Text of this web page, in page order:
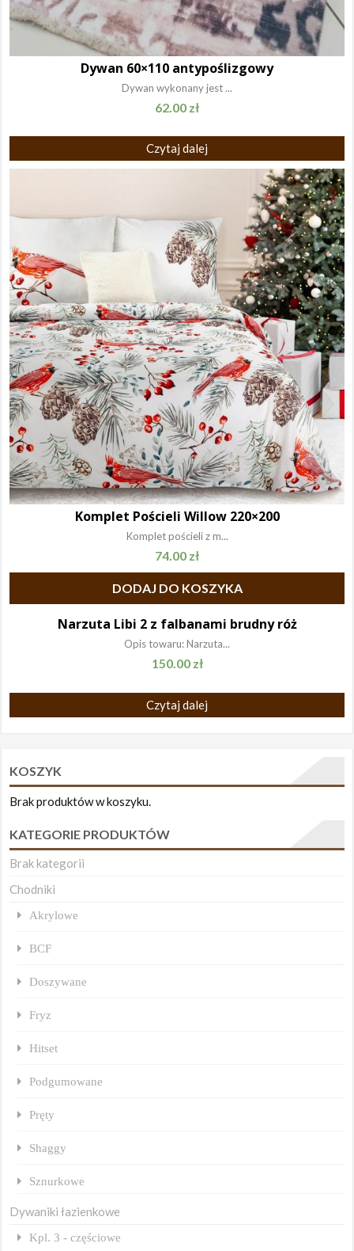
Dywan 60×110 antypoślizgowy
Dywan wykonany jest ...
62.00 zł
Czytaj dalej
Komplet Pościeli Willow 220×200
Komplet pościeli z m...
74.00 zł
DODAJ DO KOSZYKA
Narzuta Libi 2 z falbanami brudny róż
Opis towaru: Narzuta...
150.00 zł
Czytaj dalej
KOSZYK
Brak produktów w koszyku.
KATEGORIE PRODUKTÓW
Brak kategorii
Chodniki
Akrylowe
BCF
Doszywane
Fryz
Hitset
Podgumowane
Pręty
Shaggy
Sznurkowe
Dywaniki łazienkowe
Kpl. 3 - częściowe